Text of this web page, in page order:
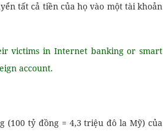
tất cả tiền của họ vào một tài khoản
victims in Internet banking or smart
account.
(100 tỷ đồng = 4,3 triệu đô la Mỹ) của